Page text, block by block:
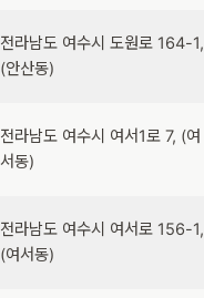
전라남도 여수시 도원로 164-1,
(안산동)
전라남도 여수시 여서1로 7, (여
서동)
전라남도 여수시 여서로 156-1,
(여서동)